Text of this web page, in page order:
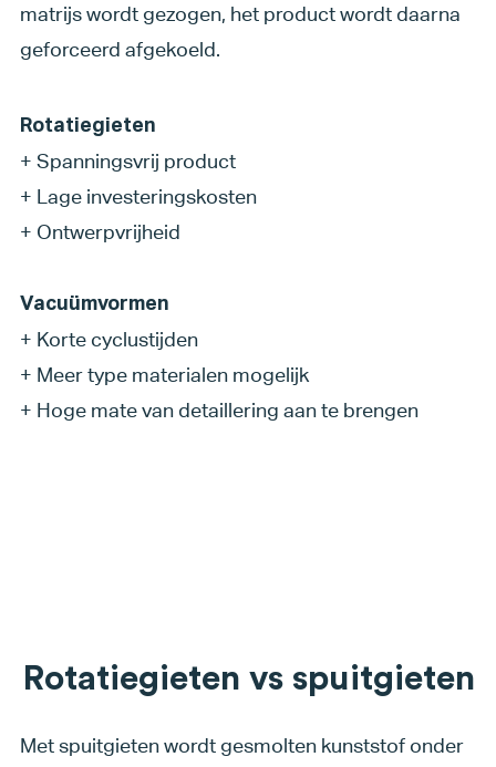
matrijs wordt gezogen, het product wordt daarna
geforceerd afgekoeld.
Rotatiegieten
+ Spanningsvrij product
+ Lage investeringskosten
+ Ontwerpvrijheid
Vacuümvormen
+ Korte cyclustijden
+ Meer type materialen mogelijk
+ Hoge mate van detaillering aan te brengen
Rotatiegieten vs spuitgieten
Met spuitgieten wordt gesmolten kunststof onder